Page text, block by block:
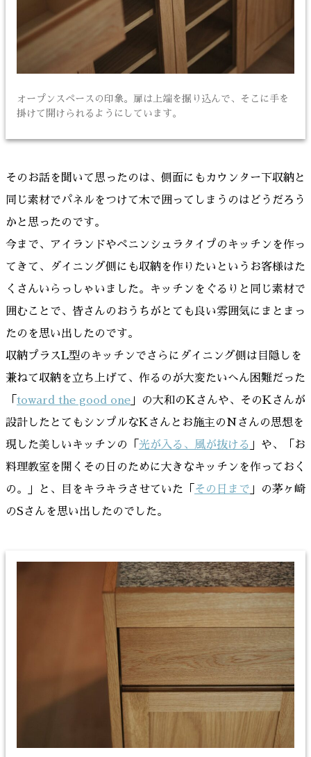
オープンスペースの印象。扉は上端を掘り込んで、そこに手を
掛けて開けられるようにしています。
そのお話を聞いて思ったのは、側面にもカウンター下収納と
同じ素材でパネルをつけて木で囲ってしまうのはどうだろう
かと思ったのです。
今まで、アイランドやペニンシュラタイプのキッチンを作っ
てきて、ダイニング側にも収納を作りたいというお客様はた
くさんいらっしゃいました。キッチンをぐるりと同じ素材で
囲むことで、皆さんのおうちがとても良い雰囲気にまとまっ
たのを思い出したのです。
収納プラスL型のキッチンでさらにダイニング側は目隠しを
兼ねて収納を立ち上げて、作るのが大変たいへん困難だった
「 toward the good one 」の大和のKさんや、そのKさんが
設計したとてもシンプルなKさんとお施主のNさんの思想を
現した美しいキッチンの「 光が入る、風が抜ける 」や、「お
料理教室を開くその日のために大きなキッチンを作っておく
の。」と、目をキラキラさせていた「 その日まで 」の茅ヶ崎
のSさんを思い出したのでした。